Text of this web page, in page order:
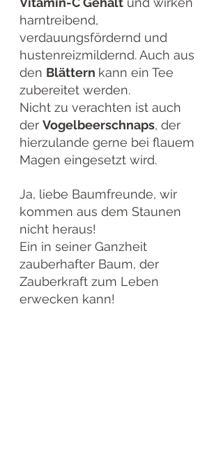
harntreibend,
verdauungsfördernd und
hustenreizmildernd. Auch aus
den Blättern kann ein Tee
zubereitet werden.
Nicht zu verachten ist auch
der Vogelbeerschnaps, der
hierzulande gerne bei flauem
Magen eingesetzt wird.
Ja, liebe Baumfreunde, wir
kommen aus dem Staunen
nicht heraus!
Ein in seiner Ganzheit
zauberhafter Baum, der
Zauberkraft zum Leben
erwecken kann!